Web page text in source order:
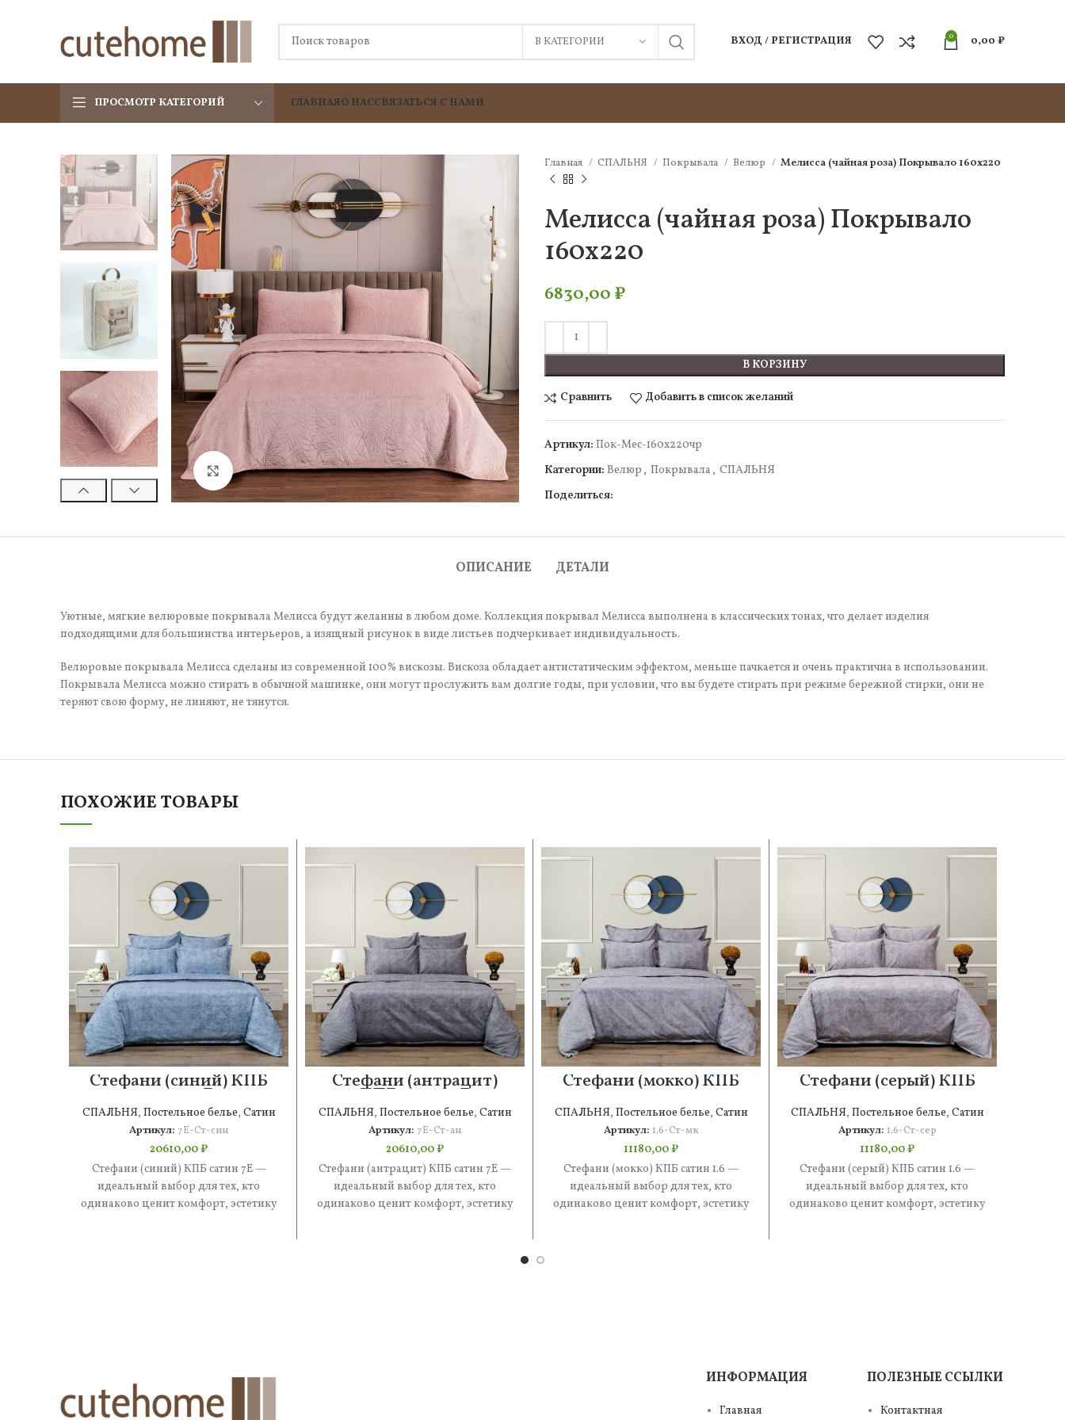
В КАТЕГОРИИ ВХОД / РЕГИСТРАЦИЯ 0 0,00 ₽
ПРОСМОТР КАТЕГОРИЙ ГЛАВНАЯО НАССВЯЗАТЬСЯ С НАМИ
Нажмите, чтобы увеличить
Главная СПАЛЬНЯ Покрывала Велюр Мелисса (чайная роза) Покрывало 160х220
Мелисса (чайная роза) Покрывало
160х220
6830,00₽
В КОРЗИНУ
Сравнить Добавить в список желаний
Артикул: Пок-Мес-160х220чр
Категории: Велюр , Покрывала , СПАЛЬНЯ
Поделиться:
ОПИСАНИЕ ДЕТАЛИ
Уютные, мягкие велюровые покрывала Мелисса будут желанны в любом доме. Коллекция покрывал Мелисса выполнена в классических тонах, что делает изделия
подходящими для большинства интерьеров, а изящный рисунок в виде листьев подчеркивает индивидуальность.
Велюровые покрывала Мелисса сделаны из современной 100% вискозы. Вискоза обладает антистатическим эффектом, меньше пачкается и очень практична в использовании.
Покрывала Мелисса можно стирать в обычной машинке, они могут прослужить вам долгие годы, при условии, что вы будете стирать при режиме бережной стирки, они не
теряют свою форму, не линяют, не тянутся.
ПОХОЖИЕ ТОВАРЫ
Стефани (синий) КПБ
сатин 7Е
СПАЛЬНЯ, Постельное белье, Сатин
Артикул: 7Е-Ст-син
20610,00₽
Стефани (синий) КПБ сатин 7Е —
идеальный выбор для тех, кто
одинаково ценит комфорт, эстетику
Стефани (антрацит)
КПБ сатин 7Е
СПАЛЬНЯ, Постельное белье, Сатин
Артикул: 7Е-Ст-ан
20610,00₽
Стефани (антрацит) КПБ сатин 7Е —
идеальный выбор для тех, кто
одинаково ценит комфорт, эстетику
Стефани (мокко) КПБ
сатин 1.6
СПАЛЬНЯ, Постельное белье, Сатин
Артикул: 1.6-Ст-мк
11180,00₽
Стефани (мокко) КПБ сатин 1.6 —
идеальный выбор для тех, кто
одинаково ценит комфорт, эстетику
Стефани (серый) КПБ
сатин 1.6
СПАЛЬНЯ, Постельное белье, Сатин
Артикул: 1.6-Ст-сер
11180,00₽
Стефани (серый) КПБ сатин 1.6 —
идеальный выбор для тех, кто
одинаково ценит комфорт, эстетику
ИНФОРМАЦИЯ
Главная
ПОЛЕЗНЫЕ ССЫЛКИ
Контактная